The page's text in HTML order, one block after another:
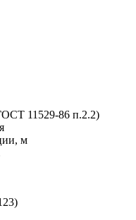
11529-86 п.2.2)
м